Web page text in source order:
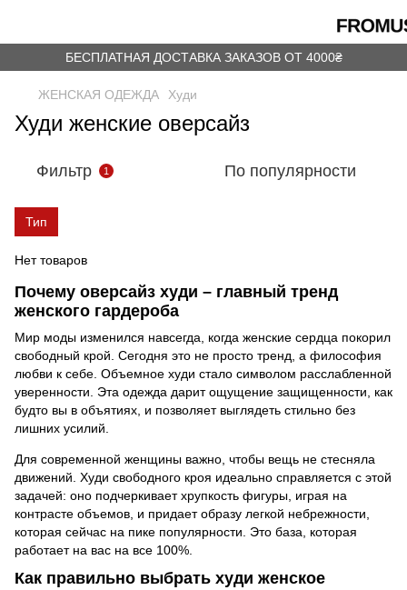
БЕСПЛАТНАЯ ДОСТАВКА ЗАКАЗОВ ОТ 4000₴
ЖЕНСКАЯ ОДЕЖДА Худи
Худи женские оверсайз
Фильтр 1 По популярности
Тип
Нет товаров
Почему оверсайз худи – главный тренд
женского гардероба
Мир моды изменился навсегда, когда женские сердца покорил
свободный крой. Сегодня это не просто тренд, а философия
любви к себе. Объемное худи стало символом расслабленной
уверенности. Эта одежда дарит ощущение защищенности, как
будто вы в объятиях, и позволяет выглядеть стильно без
лишних усилий.
Для современной женщины важно, чтобы вещь не стесняла
движений. Худи свободного кроя идеально справляется с этой
задачей: оно подчеркивает хрупкость фигуры, играя на
контрасте объемов, и придает образу легкой небрежности,
которая сейчас на пике популярности. Это база, которая
работает на вас на все 100%.
Как правильно выбрать худи женское